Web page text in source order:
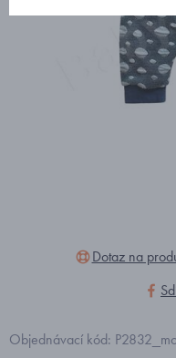
Dotaz na
Objednávací kód: